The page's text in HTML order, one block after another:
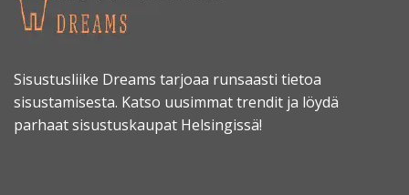
Sisustusliike Dreams tarjoaa runsaasti tietoa
sisustamisesta. Katso uusimmat trendit ja löydä
parhaat sisustuskaupat Helsingissä!